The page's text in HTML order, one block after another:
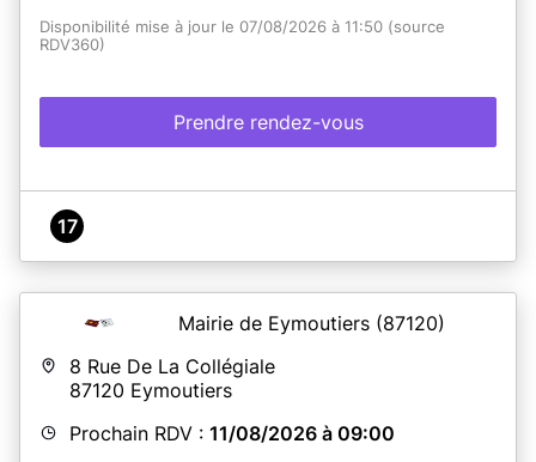
Disponibilité mise à jour le 07/08/2026 à 11:50 (source
RDV360)
Prendre rendez-vous
17
Mairie de Eymoutiers (87120)
8 Rue De La Collégiale
87120 Eymoutiers
Prochain RDV : 11/08/2026 à 09:00